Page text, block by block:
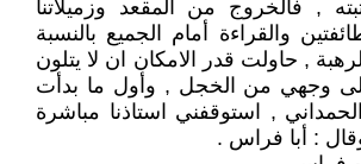
, فالخروج من المقعد وزميلاتنا
والقراءة أمام الجميع بالنسبة
, حاولت قدر الامكان ان لا يتلون
وجهي من الخجل , وأول ما بدأت
, استوقفني استاذنا مباشرة
: أبا فراس .